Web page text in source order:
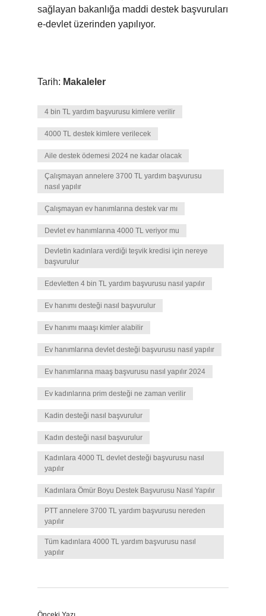
sağlayan bakanlığa maddi destek başvuruları
e-devlet üzerinden yapılıyor.
Tarih: Makaleler
4 bin TL yardım başvurusu kimlere verilir
4000 TL destek kimlere verilecek
Aile destek ödemesi 2024 ne kadar olacak
Çalışmayan annelere 3700 TL yardım başvurusu
nasıl yapılır
Çalışmayan ev hanımlarına destek var mı
Devlet ev hanımlarına 4000 TL veriyor mu
Devletin kadınlara verdiği teşvik kredisi için nereye
başvurulur
Edevletten 4 bin TL yardım başvurusu nasıl yapılır
Ev hanımı desteği nasıl başvurulur
Ev hanımı maaşı kimler alabilir
Ev hanımlarına devlet desteği başvurusu nasıl yapılır
Ev hanımlarına maaş başvurusu nasıl yapılır 2024
Ev kadınlarına prim desteği ne zaman verilir
Kadin desteği nasıl başvurulur
Kadın desteği nasıl başvurulur
Kadınlara 4000 TL devlet desteği başvurusu nasıl
yapılır
Kadınlara Ömür Boyu Destek Başvurusu Nasıl Yapılır
PTT annelere 3700 TL yardım başvurusu nereden
yapılır
Tüm kadınlara 4000 TL yardım başvurusu nasıl
yapılır